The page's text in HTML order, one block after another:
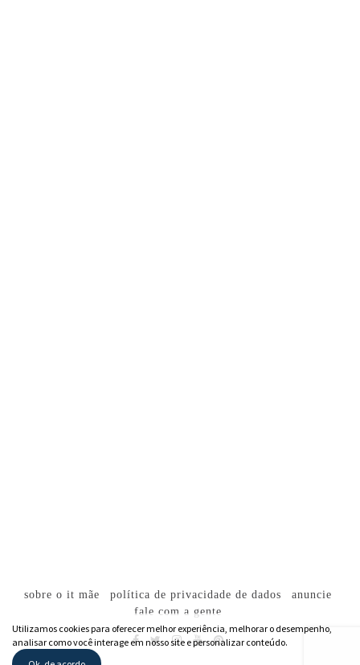
sobre o it mãe política de privacidade de dados
anuncie
fale com a gente
Utilizamos cookies para oferecer melhor experiência, melhorar o desempenho,
analisar como você interage em nosso site e personalizar conteúdo.